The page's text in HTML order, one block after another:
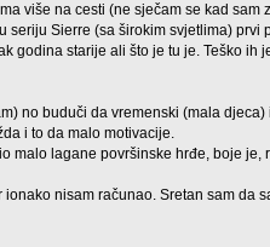
više na cesti (ne sječam se kad
Sierre (sa širokim svjetlima)
godina starije ali što je tu je. Teško ih
no buduči da vremenski (mala
i to da malo motivacije.
malo lagane površinske hrđe, boje
nisam računao. Sretan sam da